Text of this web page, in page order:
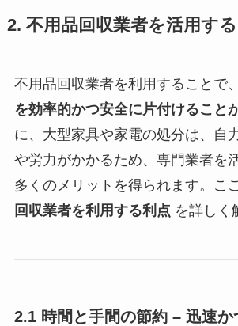
2. 不用品回収業者を活用す
不用品回収業者を利用することで、
を効率的かつ安全に片付けること
に、大型家具や家電の処分は、自
や労力がかかるため、専門業者を
多くのメリットを得られます。こ
回収業者を利用する利点 を詳しく
2.1 時間と手間の節約 – 迅速か